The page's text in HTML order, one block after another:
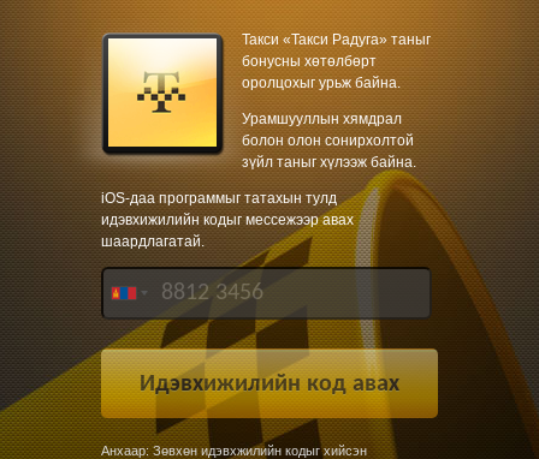
Такси «Такси Радуга» таныг
бонусны хөтөлбөрт
оролцохыг урьж байна.
Урамшууллын хямдрал
болон олон сонирхолтой
зүйл таныг хүлээж байна.
iOS-даа программыг татахын тулд
идэвхижилийн кодыг мессежээр авах
шаардлагатай.
Анхаар: Зөвхөн идэвхжилийн кодыг хийсэн